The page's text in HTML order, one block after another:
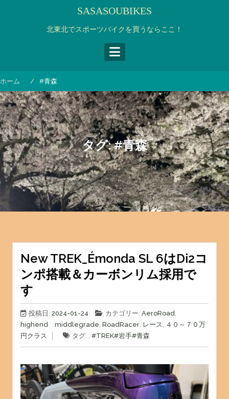
キ
ッ
プ
SASASOUBIKES
北東北でスポーツバイクを買うならここ！
ホーム #青森
タグ:#青森
New TREK_Émonda SL 6はDi2コ
ンポ搭載＆カーボンリム採用で
す
投稿日: 2024-01-24 カテゴリー: AeroRoad,
highend middlegrade, RoadRacer, レース, ４０～７０万
円クラス
タグ: , #TREK#岩手#青森